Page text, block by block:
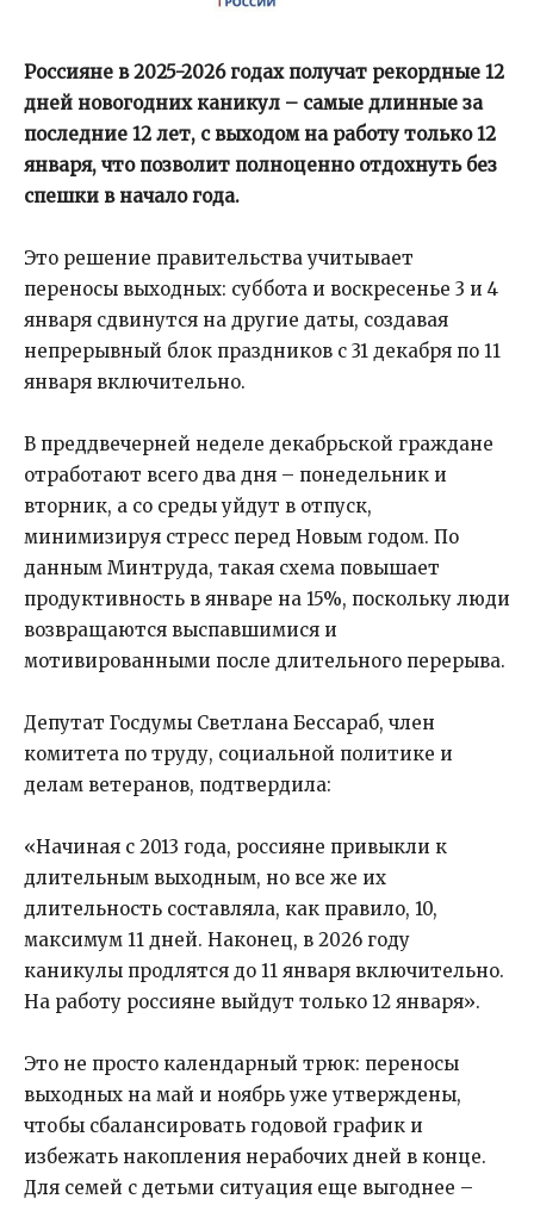
Россияне в 2025-2026 годах получат рекордные 12
дней новогодних каникул – самые длинные за
последние 12 лет, с выходом на работу только 12
января, что позволит полноценно отдохнуть без
спешки в начало года.
Это решение правительства учитывает
переносы выходных: суббота и воскресенье 3 и 4
января сдвинутся на другие даты, создавая
непрерывный блок праздников с 31 декабря по 11
января включительно.
В преддвечерней неделе декабрьской граждане
отработают всего два дня – понедельник и
вторник, а со среды уйдут в отпуск,
минимизируя стресс перед Новым годом. По
данным Минтруда, такая схема повышает
продуктивность в январе на 15%, поскольку люди
возвращаются выспавшимися и
мотивированными после длительного перерыва.
Депутат Госдумы Светлана Бессараб, член
комитета по труду, социальной политике и
делам ветеранов, подтвердила:
«Начиная с 2013 года, россияне привыкли к
длительным выходным, но все же их
длительность составляла, как правило, 10,
максимум 11 дней. Наконец, в 2026 году
каникулы продлятся до 11 января включительно.
На работу россияне выйдут только 12 января».
Это не просто календарный трюк: переносы
выходных на май и ноябрь уже утверждены,
чтобы сбалансировать годовой график и
избежать накопления нерабочих дней в конце.
Для семей с детьми ситуация еще выгоднее –